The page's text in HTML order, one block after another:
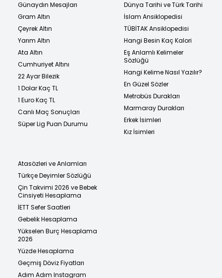
Günaydın Mesajları
Gram Altın
Çeyrek Altın
Yarım Altın
Ata Altın
Cumhuriyet Altını
22 Ayar Bilezik
1 Dolar Kaç TL
1 Euro Kaç TL
Canlı Maç Sonuçları
Süper Lig Puan Durumu
Dünya Tarihi ve Türk Tarihi
İslam Ansiklopedisi
TÜBİTAK Ansiklopedisi
Hangi Besin Kaç Kalori
Eş Anlamlı Kelimeler
Sözlüğü
Hangi Kelime Nasıl Yazılır?
En Güzel Sözler
Metrobüs Durakları
Marmaray Durakları
Erkek İsimleri
Kız İsimleri
Atasözleri ve Anlamları
Türkçe Deyimler Sözlüğü
Çin Takvimi 2026 ve Bebek
Cinsiyeti Hesaplama
İETT Sefer Saatleri
Gebelik Hesaplama
Yükselen Burç Hesaplama
2026
Yüzde Hesaplama
Geçmiş Döviz Fiyatları
Adım Adım Instagram